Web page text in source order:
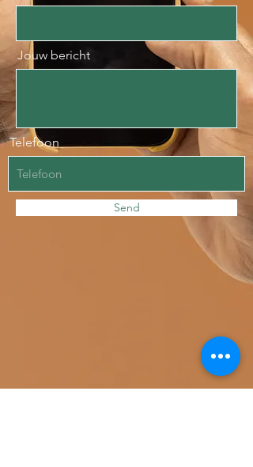
Jouw bericht
Telefoon
Send